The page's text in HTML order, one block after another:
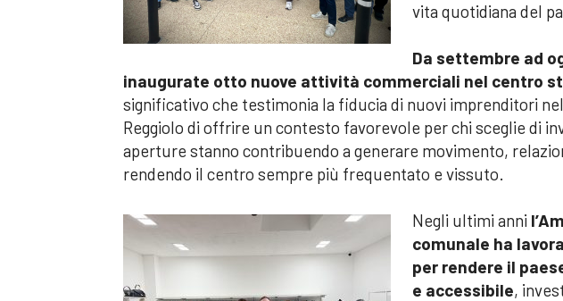
vita quotidiana del
Da settembre ad
inaugurate otto nuove attività commerciali nel centro
significativo che testimonia la fiducia di nuovi imprenditori
Reggiolo di offrire un contesto favorevole per chi sceglie di
aperture stanno contribuendo a generare movimento,
rendendo il centro sempre più frequentato e vissuto.
Negli ultimi anni
comunale ha
per rendere il
e accessibile,